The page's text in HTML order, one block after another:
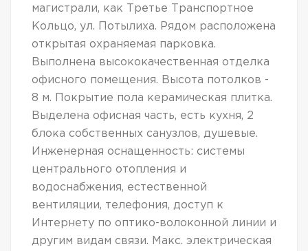
магистрали, как Третье Транспортное
Кольцо, ул. Потылиха. Рядом расположена
открытая охраняемая парковка.
Выполнена высококачественная отделка
офисного помещения. Высота потолков -
8 м. Покрытие пола керамическая плитка.
Выделена офисная часть, есть кухня, 2
блока собственных санузлов, душевые.
Инженерная оснащенность: системы
центрального отопления и
водоснабжения, естественной
вентиляции, телефония, доступ к
Интернету по оптико-волоконной линии и
другим видам связи. Макс. электрическая